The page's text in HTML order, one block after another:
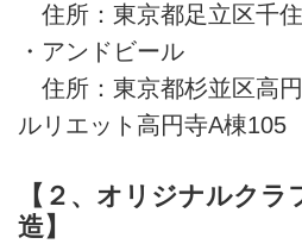
住所：東京都足立区千
・アンドビール
住所：東京都杉並区高
ルリエット高円寺A棟105
【２、オリジナルク
造】